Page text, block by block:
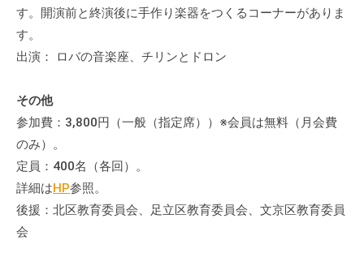
な
催
し
講
座
催
、
会
場
す。開演前と終演後に手作り楽器をつくるコーナーがありま
す。
出演： ロバの音楽座、チリンとドロン
その他
参加費：3,800円（一般（指定席））※会員は無料（月会費
のみ）。
定員：400名（各回）。
詳細はHP参照。
後援：北区教育委員会、足立区教育委員会、文京区教育委員
会